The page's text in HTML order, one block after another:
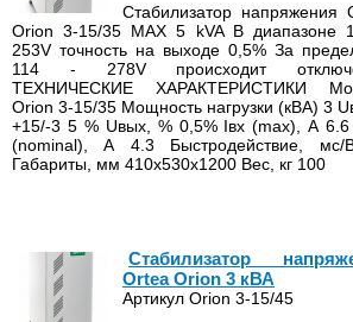
Стабилизатор напряжения
Orion 3-15/35 MAX 5 kVA В диапазоне
253V точность на выходе 0,5% За
114 - 278V происходит
ТЕХНИЧЕСКИЕ ХАРАКТЕРИСТИКИ
Orion 3-15/35 Мощность нагрузки (кВА) 3
+15/-3 5 % Uвых, % 0,5% Iвх (max), А
(nominal), А 4.3 Быстродействие,
Габариты, мм 410х530х1200 Вес, кг 100
Стабилизатор
Ortea Orion 3 кВА
Артикул Orion 3-15/45